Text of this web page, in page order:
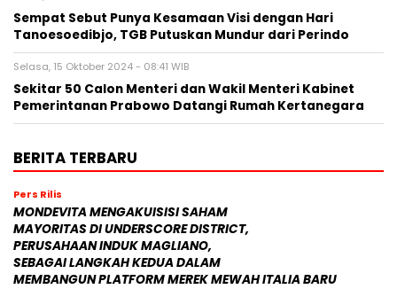
Sempat Sebut Punya Kesamaan Visi dengan Hari
Tanoesoedibjo, TGB Putuskan Mundur dari Perindo
Selasa, 15 Oktober 2024 - 08:41 WIB
Sekitar 50 Calon Menteri dan Wakil Menteri Kabinet
Pemerintanan Prabowo Datangi Rumah Kertanegara
BERITA TERBARU
Pers Rilis
MONDEVITA MENGAKUISISI SAHAM
MAYORITAS DI UNDERSCORE DISTRICT,
PERUSAHAAN INDUK MAGLIANO,
SEBAGAI LANGKAH KEDUA DALAM
MEMBANGUN PLATFORM MEREK MEWAH ITALIA BARU